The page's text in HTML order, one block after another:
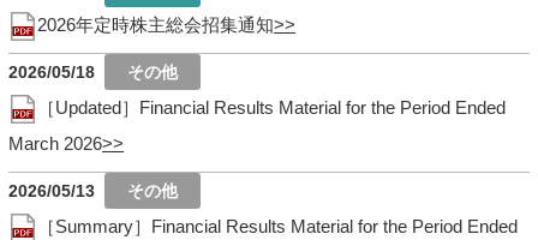
2026年定時株主総会招集通知
2026/05/18
［Updated］Financial Results Material for the Period Ended
March 2026
2026/05/13
［Summary］Financial Results Material for the Period Ended